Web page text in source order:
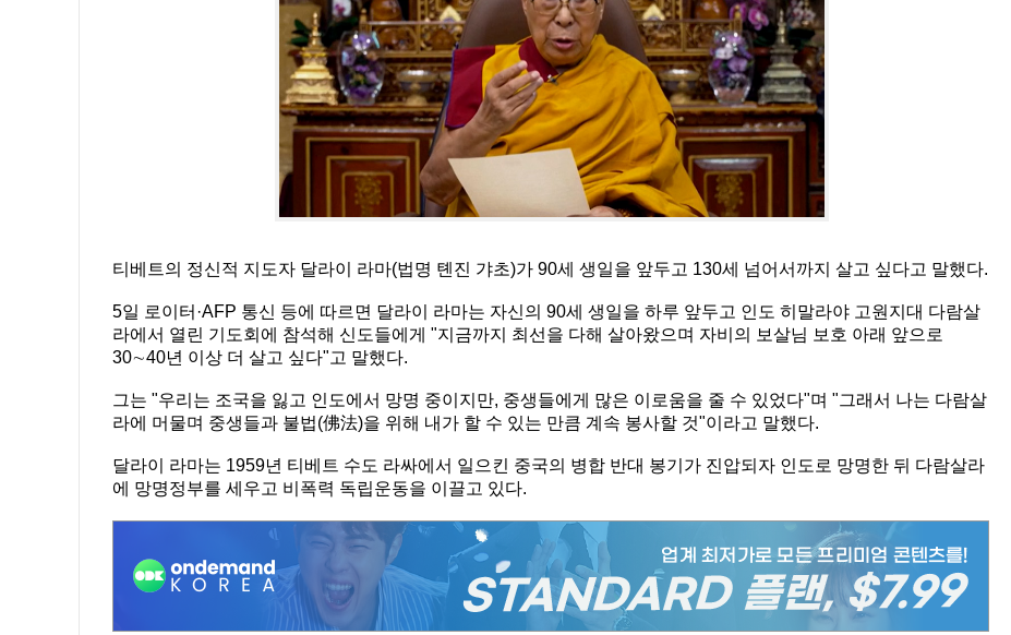
티베트의 정신적 지도자 달라이 라마(법명 톈진 갸초)가 90세 생일을 앞두고 130세 넘어서까지 살고 싶다고 말했다.
5일 로이터·AFP 통신 등에 따르면 달라이 라마는 자신의 90세 생일을 하루 앞두고 인도 히말라야 고원지대 다람살
라에서 열린 기도회에 참석해 신도들에게 "지금까지 최선을 다해 살아왔으며 자비의 보살님 보호 아래 앞으로
30∼40년 이상 더 살고 싶다"고 말했다.
그는 "우리는 조국을 잃고 인도에서 망명 중이지만, 중생들에게 많은 이로움을 줄 수 있었다"며 "그래서 나는 다람살
라에 머물며 중생들과 불법(佛法)을 위해 내가 할 수 있는 만큼 계속 봉사할 것"이라고 말했다.
달라이 라마는 1959년 티베트 수도 라싸에서 일으킨 중국의 병합 반대 봉기가 진압되자 인도로 망명한 뒤 다람살라
에 망명정부를 세우고 비폭력 독립운동을 이끌고 있다.